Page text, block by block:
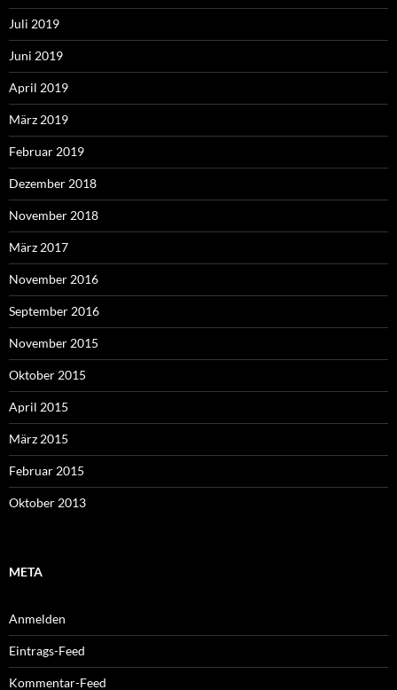
Juli 2019
Juni 2019
April 2019
März 2019
Februar 2019
Dezember 2018
November 2018
März 2017
November 2016
September 2016
November 2015
Oktober 2015
April 2015
März 2015
Februar 2015
Oktober 2013
META
Anmelden
Eintrags-Feed
Kommentar-Feed